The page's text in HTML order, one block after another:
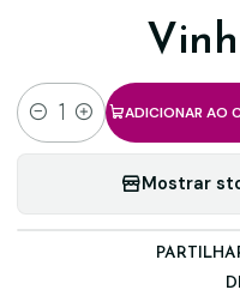
Quantidade
ADICIONAR AO
Mostrar